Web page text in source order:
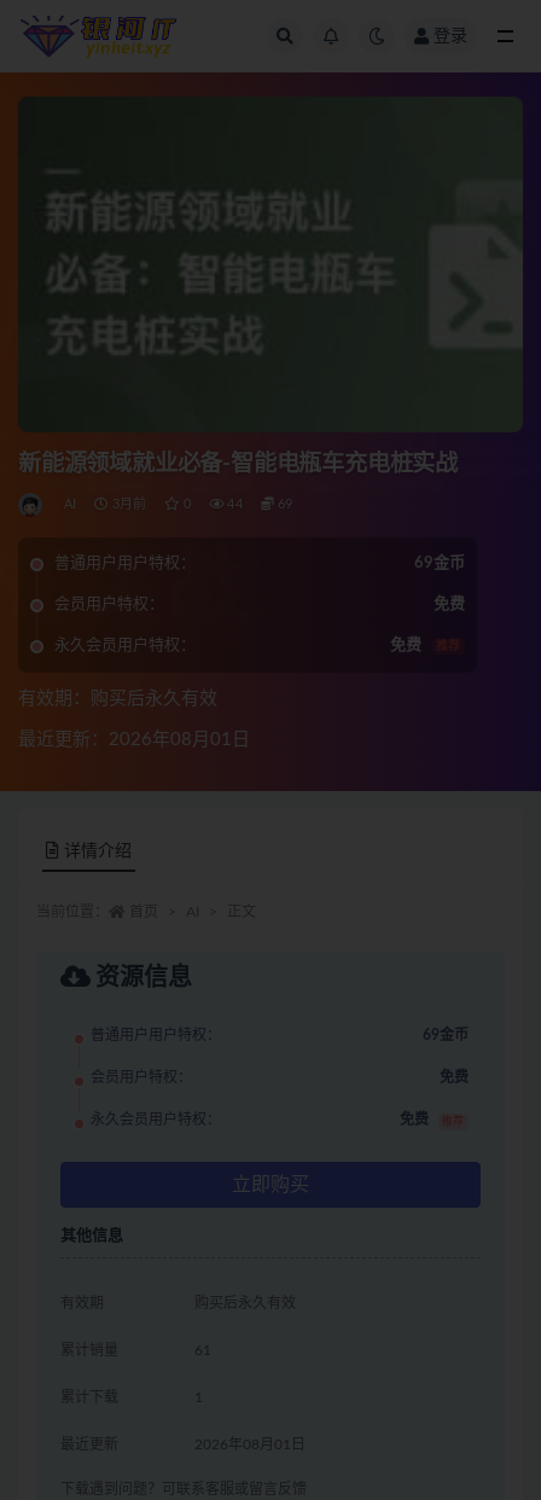
登录
新能源领域就业必备-智能电瓶车充电桩实战
AI 3月前 0 44 69
普通用户用户特权： 69金币
会员用户特权： 免费
永久会员用户特权： 免费 推荐
有效期：购买后永久有效
最近更新：2026年08月01日
详情介绍
资源信息
普通用户用户特权： 69金币
会员用户特权： 免费
永久会员用户特权： 免费 推荐
立即购买
其他信息
有效期 购买后永久有效
累计销量 61
累计下载 1
最近更新 2026年08月01日
下载遇到问题？可联系客服或留言反馈